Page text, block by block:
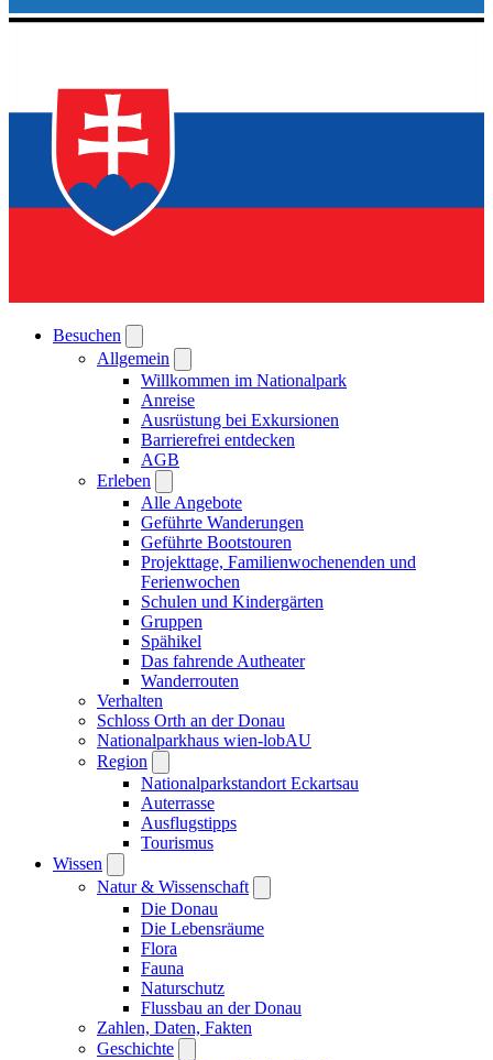
Besuchen
Allgemein
Willkommen im Nationalpark
Anreise
Ausrüstung bei Exkursionen
Barrierefrei entdecken
AGB
Erleben
Alle Angebote
Geführte Wanderungen
Geführte Bootstouren
Projekttage, Familienwochenenden und
Ferienwochen
Schulen und Kindergärten
Gruppen
Spähikel
Das fahrende Autheater
Wanderrouten
Verhalten
Schloss Orth an der Donau
Nationalparkhaus wien-lobAU
Region
Nationalparkstandort Eckartsau
Auterrasse
Ausflugstipps
Tourismus
Wissen
Natur & Wissenschaft
Die Donau
Die Lebensräume
Flora
Fauna
Naturschutz
Flussbau an der Donau
Zahlen, Daten, Fakten
Geschichte